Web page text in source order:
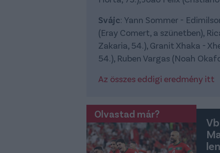
Svájc: Yann Sommer -
(Eray Comert, a szünetben),
Zakaria, 54.), Granit Xhaka -
54.), Ruben Vargas (Noah
Az összes eddigi eredmény itt
Olvastad már?